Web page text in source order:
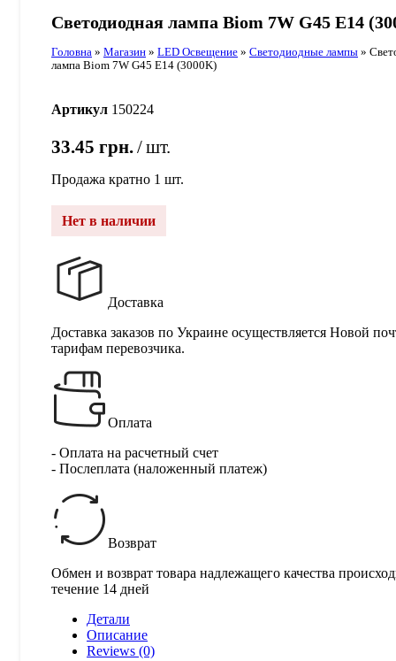
Светодиодная лампа Biom 7W G45 E14
Головна » Магазин » LED Освещение » Светодиодные лампы »
лампа Biom 7W G45 E14 (3000K)
Артикул 150224
33.45 грн. шт.
Продажа кратно 1 шт.
Нет в наличии
Доставка
Доставка заказов по Украине осуществляется Новой
тарифам перевозчика.
Оплата
- Оплата на расчетный счет
- Послеплата (наложенный платеж)
Возврат
Обмен и возврат товара надлежащего качества
течение 14 дней
Детали
Описание
Reviews (0)